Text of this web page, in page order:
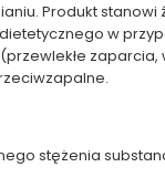
Produkt
w
stężenia